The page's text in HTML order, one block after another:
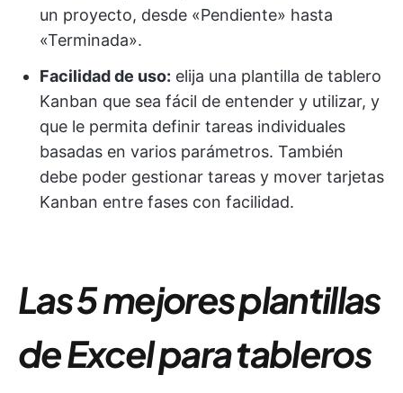
un proyecto, desde «Pendiente» hasta
«Terminada».
Facilidad de uso: elija una plantilla de tablero
Kanban que sea fácil de entender y utilizar, y
que le permita definir tareas individuales
basadas en varios parámetros. También
debe poder gestionar tareas y mover tarjetas
Kanban entre fases con facilidad.
Las 5 mejores plantillas
de Excel para tableros